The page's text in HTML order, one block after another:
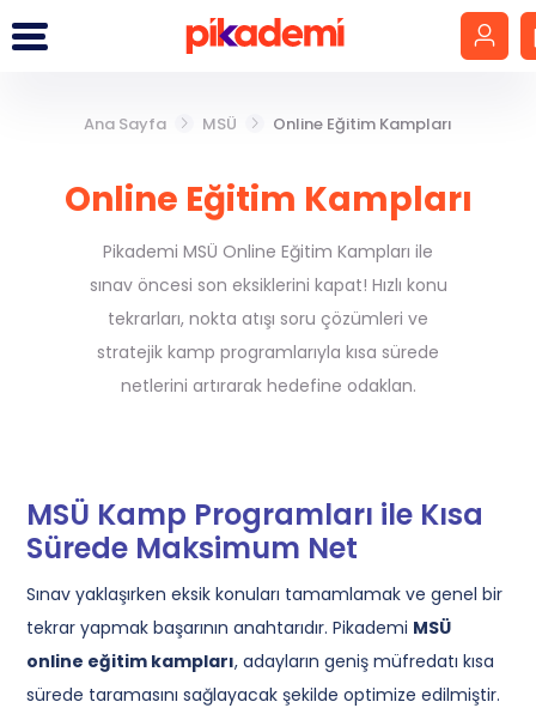
Giriş Yap Hesap Oluştur
LGS
YKS
DGS
MEB-AGS
MSÜ
ALES
Ana Sayfa MSÜ Online Eğitim Kampları
Online Eğitim Kampları
Pikademi MSÜ Online Eğitim Kampları ile
sınav öncesi son eksiklerini kapat! Hızlı konu
tekrarları, nokta atışı soru çözümleri ve
stratejik kamp programlarıyla kısa sürede
netlerini artırarak hedefine odaklan.
MSÜ Kamp Programları ile Kısa
Sürede Maksimum Net
Sınav yaklaşırken eksik konuları tamamlamak ve genel bir
tekrar yapmak başarının anahtarıdır. Pikademi MSÜ
online eğitim kampları, adayların geniş müfredatı kısa
sürede taramasını sağlayacak şekilde optimize edilmiştir.